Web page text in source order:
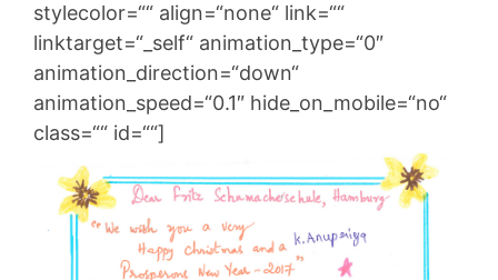
stylecolor=““ align=“none“ link=““
linktarget=“_self“ animation_type=“0″
animation_direction=“down“
animation_speed=“0.1″ hide_on_mobile=“no“
class=““ id=““]